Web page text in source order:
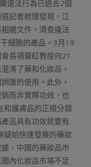
違法行為已過去2個
記者梳理發現，江
關文件，清查違法
細胞的產品。3月19
長項蕾紅教授向21
淆了藥和化妝品，
匯的使用。此外，
而非實際功效，也
和護膚品的正規分類
品具有功效就要有
疑給快速發展的藥妝
，中國的藥妝品市
內化妝品市場不足